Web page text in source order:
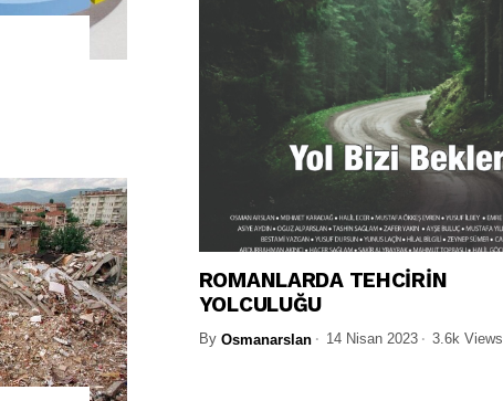
ROMANLARDA TEHCİRİN
YOLCULUĞU
By Osmanarslan 14 Nisan 2023 3.6k Views